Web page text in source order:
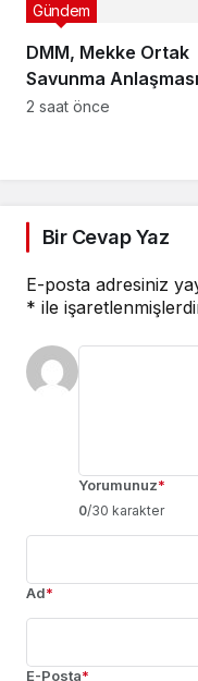
DMM, Mekke Ortak
Savunma
yönelik iddiaları
Gündem
2 saat önce
Bir Cevap Yaz
E-posta adresiniz
* ile
Yorumunuz*
0/30 karakter
Ad*
E-Posta*